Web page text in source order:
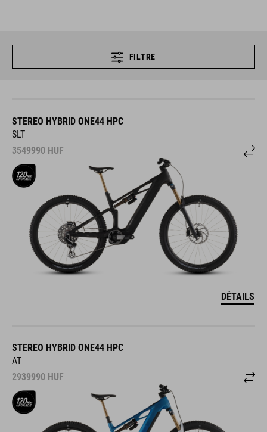
FILTRE
STEREO HYBRID ONE44 HPC
SLT
3549990 HUF
DÉTAILS
STEREO HYBRID ONE44 HPC
AT
2939990 HUF